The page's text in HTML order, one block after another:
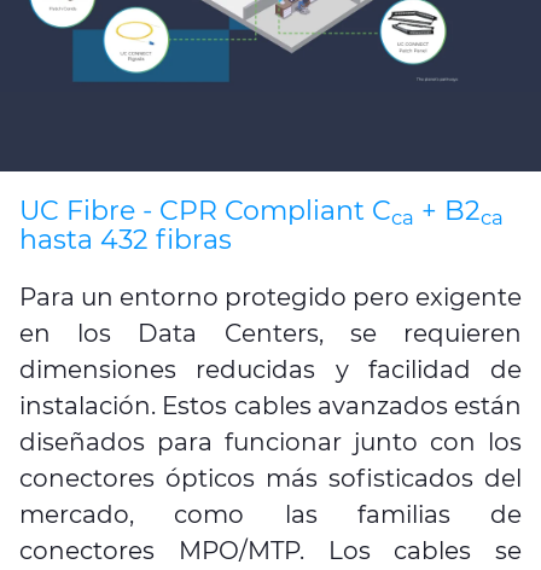
UC Fibre - CPR Compliant Cca + B2ca
hasta 432 fibras
Para un entorno protegido pero exigente
en los Data Centers, se requieren
dimensiones reducidas y facilidad de
instalación. Estos cables avanzados están
diseñados para funcionar junto con los
conectores ópticos más sofisticados del
mercado, como las familias de
conectores MPO/MTP. Los cables se